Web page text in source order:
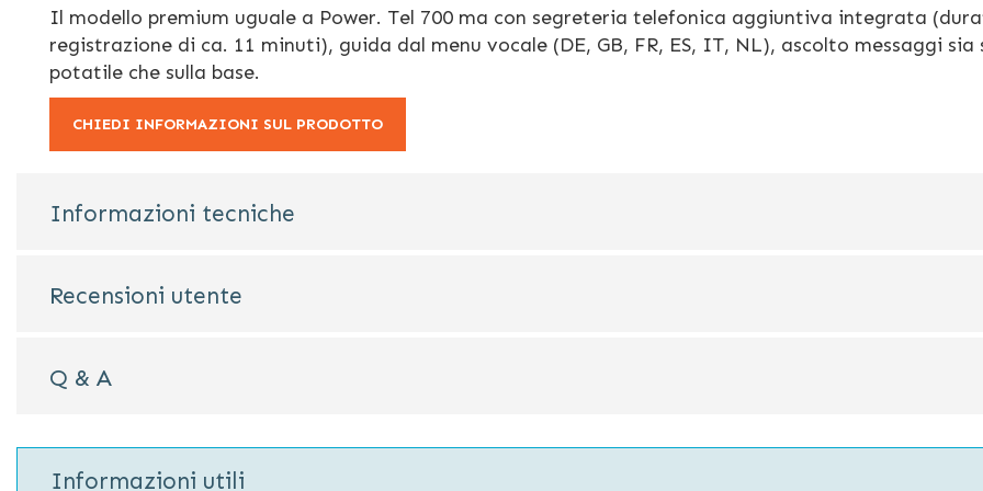
immagini
Il modello premium uguale a Power. Tel 700 ma con segreteria telefonica aggiuntiva integrata
registrazione di ca. 11 minuti), guida dal menu vocale (DE, GB, FR, ES, IT, NL), ascolto messaggi sia
potatile che sulla base.
CHIEDI INFORMAZIONI SUL PRODOTTO
Informazioni tecniche
Recensioni utente
Q & A
Informazioni utili